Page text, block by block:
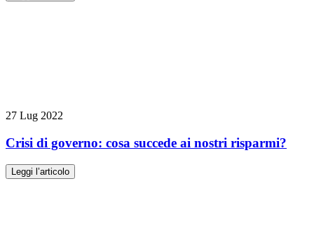
27 Lug 2022
Crisi di governo: cosa succede ai nostri risparmi?
Leggi l’articolo